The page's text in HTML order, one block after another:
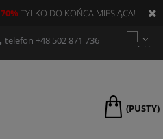
70%TYLKO DO KOŃCA MIESIĄCA!
telefon +48 502 871 736
(PUSTY)